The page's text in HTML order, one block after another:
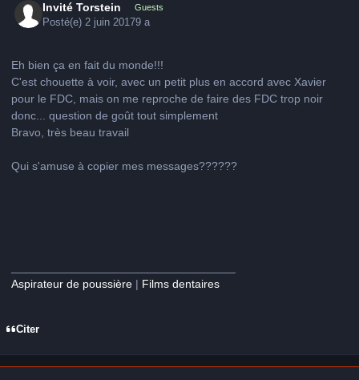
Invité Torstein Guests
Posté(e) 2 juin 20179 a
Eh bien ça en fait du monde!!!
C'est chouette à voir, avec un petit plus en accord avec Xavier
pour le FDC, mais on me reproche de faire des FDC trop noir
donc... question de goût tout simplement
Bravo, très beau travail
Qui s'amuse à copier mes messages??????
Aspirateur de poussière | Films dentaires
Citer